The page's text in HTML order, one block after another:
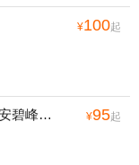
¥100起
中国保护大熊猫研究中心雅安碧峰峡基地 ¥95起